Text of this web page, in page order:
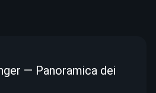
— Panoramica dei